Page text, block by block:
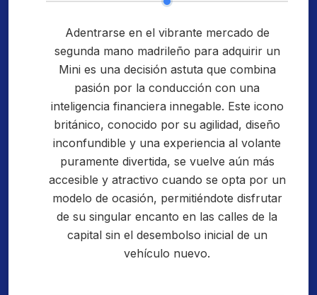
Adentrarse en el vibrante mercado de
segunda mano madrileño para adquirir un
Mini es una decisión astuta que combina
pasión por la conducción con una
inteligencia financiera innegable. Este icono
británico, conocido por su agilidad, diseño
inconfundible y una experiencia al volante
puramente divertida, se vuelve aún más
accesible y atractivo cuando se opta por un
modelo de ocasión, permitiéndote disfrutar
de su singular encanto en las calles de la
capital sin el desembolso inicial de un
vehículo nuevo.